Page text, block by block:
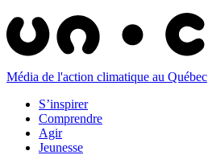
Média de l'action climatique au Québec
S’inspirer
Comprendre
Agir
Jeunesse